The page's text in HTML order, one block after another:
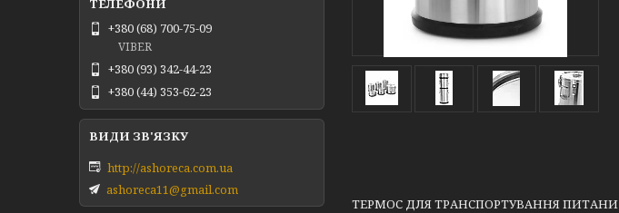
ТЕРМОС ДЛЯ ТРАНСПОРТУВАННЯ ПИТАНИ
+380 (68) 700-75-09
VIBER
+380 (93) 342-44-23
+380 (44) 353-62-23
http://ashoreca.com.ua
ashoreca11@gmail.com